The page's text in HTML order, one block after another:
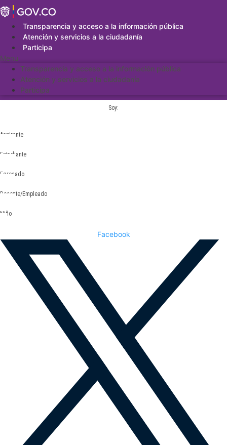
Saltar
al
contenidoTransparencia y acceso a la información pública
Atención y servicios a la ciudadanía
Participa
Menu
Transparencia y acceso a la información pública
Atención y servicios a la ciudadanía
Participa
Soy:
Aspirante
Estudiante
Egresado
Docente/Empleado
Niño
Facebook